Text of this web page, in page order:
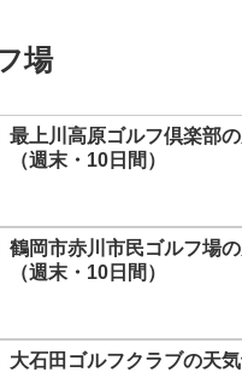
場
最上川高原ゴルフ倶楽部
（週末・10日間）
鶴岡市赤川市民ゴルフ場
（週末・10日間）
大石田ゴルフクラブの天